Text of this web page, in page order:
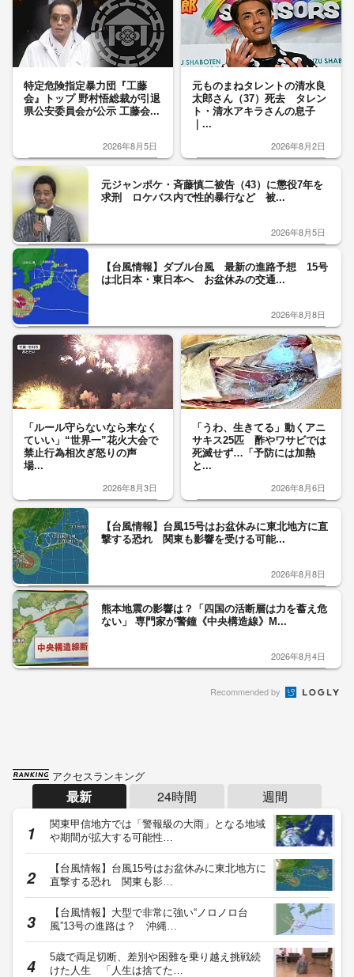
特定危険指定暴力団『工藤
会』トップ 野村悟総裁が引退
県公安委員会が公示 工藤会...
2026年8月5日
元ものまねタレントの清水良
太郎さん（37）死去 タレン
ト・清水アキラさんの息子
｜...
2026年8月2日
元ジャンポケ・斉藤慎二被告（43）に懲役7年を
求刑 ロケバス内で性的暴行など 被...
2026年8月5日
【台風情報】ダブル台風 最新の進路予想 15号
は北日本・東日本へ お盆休みの交通...
2026年8月8日
「ルール守らないなら来なく
ていい」“世界一”花火大会で
禁止行為相次ぎ怒りの声
場...
2026年8月3日
「うわ、生きてる」動くアニ
サキス25匹 酢やワサビでは
死滅せず…「予防には加熱
と...
2026年8月6日
【台風情報】台風15号はお盆休みに東北地方に直
撃する恐れ 関東も影響を受ける可能...
2026年8月8日
熊本地震の影響は？「四国の活断層は力を蓄え危
ない」 専門家が警鐘《中央構造線》M...
2026年8月4日
Recommended by
アクセスランキング
最新 24時間 週間
関東甲信地方では「警報級の大雨」となる地域
や期間が拡大する可能性…
【台風情報】台風15号はお盆休みに東北地方に
直撃する恐れ 関東も影…
【台風情報】大型で非常に強い“ノロノロ台
風”13号の進路は？ 沖縄…
5歳で両足切断、差別や困難を乗り越え挑戦続
けた人生 「人生は捨てた…